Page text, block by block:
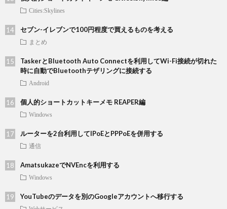
Cities:Skylines
セブン-イレブンで100円程度で買えるものを考える
まとめ
TaskerとBluetooth Auto Connectを利用してWi-Fi接続が切れた
時に自動でBluetoothテザリングに接続する
Android
個人的ショートカットキーメモ REAPER編
Windows
ルーターを2台利用してIPoEとPPPoEを併用する
通信
AmatsukazeでNVEncを利用する
Windows
YouTubeのデータを別のGoogleアカウントへ移行する